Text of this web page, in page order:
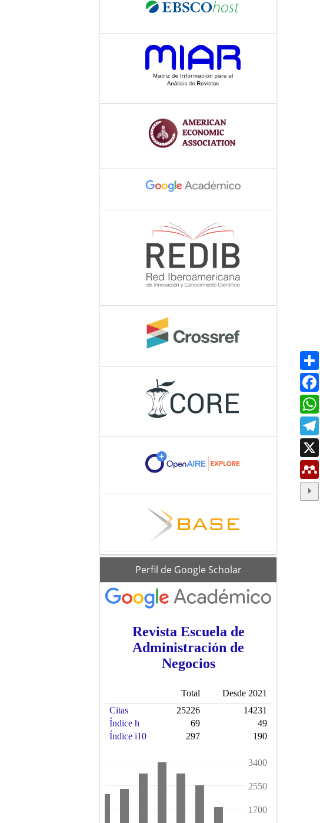
scholarPerfil de Google Scholar